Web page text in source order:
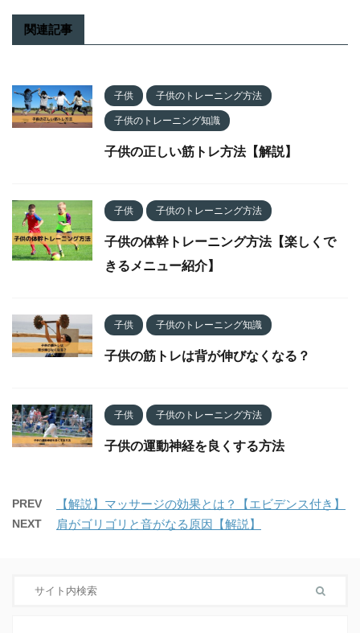
関連記事
子供 子供のトレーニング方法
子供のトレーニング知識
子供の正しい筋トレ方法【解説】
子供 子供のトレーニング方法
子供の体幹トレーニング方法【楽しくで
きるメニュー紹介】
子供 子供のトレーニング知識
子供の筋トレは背が伸びなくなる？
子供 子供のトレーニング方法
子供の運動神経を良くする方法
PREV 【解説】マッサージの効果とは？【エビデンス付き】
NEXT 肩がゴリゴリと音がなる原因【解説】